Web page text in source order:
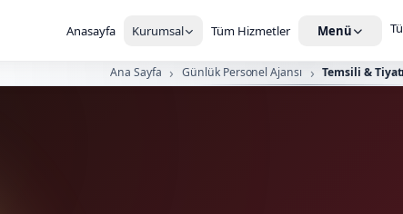
Anasayfa Kurumsal Tüm Hizmetler Menü
Ana Sayfa Günlük Personel Ajansı Temsili &